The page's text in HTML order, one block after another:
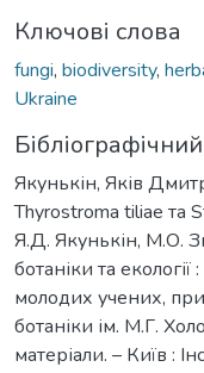
Ключові слова
fungi, biodiversity,
Ukraine
Якунькін, Яків
Thyrostroma tiliae та
Я.Д. Якунькін, М.О.
ботаніки та
молодих учених,
ботаніки ім. М.Г.
матеріали. – Київ :